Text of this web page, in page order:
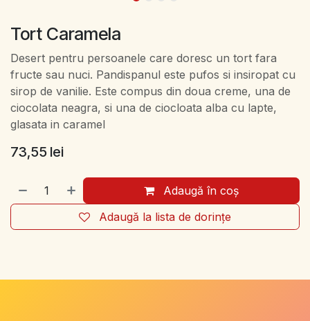
Tort Caramela
Desert pentru persoanele care doresc un tort fara
fructe sau nuci. Pandispanul este pufos si insiropat cu
sirop de vanilie. Este compus din doua creme, una de
ciocolata neagra, si una de ciocloata alba cu lapte,
glasata in caramel
73,55 lei
Adaugă în coș
Adaugă la lista de dorințe